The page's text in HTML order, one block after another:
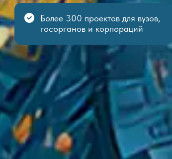
Более 300 проектов для вузов,
госорганов и корпораций